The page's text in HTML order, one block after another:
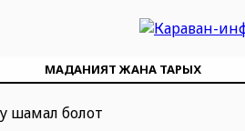
МАДАНИЯТ ЖАНА ТАРЫХ